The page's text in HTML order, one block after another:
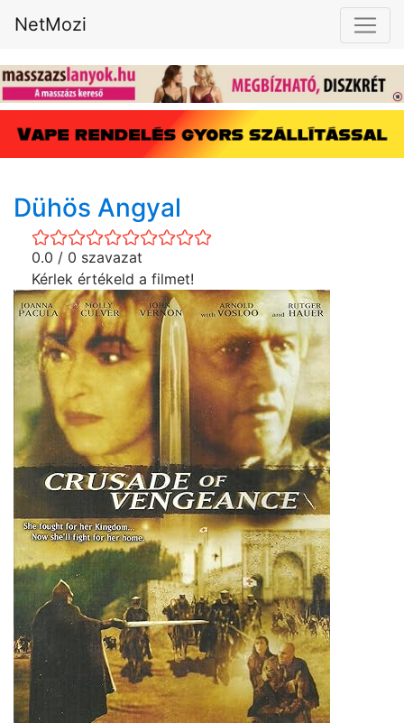
NetMozi
Dühös Angyal
0.0 / 0 szavazat
Kérlek értékeld a filmet!